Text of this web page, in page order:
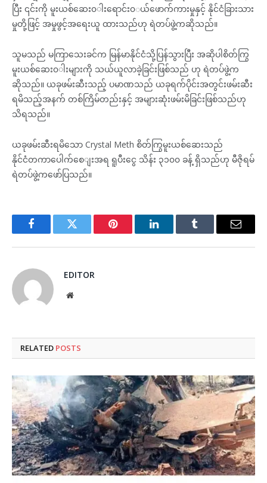
ပြီး ၎င်းကို မူးယစ်ဆေး၀◌ါးရောင်း၀◌ယ်ဖောက်ကားမှုနှင့် နိုင်ငံခြားသား
မှုတို့ဖြင့် အမှုဖွင့်အရေးယူ ထားသည်ဟု ရဲတပ်ဖွဲ့ကဆိုသည်။
သူမသည် မကြာသေးခင်က မြန်မာနိုင်ငံသို့ပြန်သွားပြီး အဆိုပါစိတ်ကြွ
မူးယစ်ဆေး၀◌ါးများကို သယ်ယူလာခဲ့ခြင်းဖြစ်သည် ဟု ရဲတပ်ဖွဲ့က
ဆိုသည်။ ယခုဖမ်းဆီးသည့် ပမာဏသည် ယခုရက်ပိုင်းအတွင်းဖမ်းဆီး
ရမိသည့်အနက် တစ်ကြိမ်တည်းနှင့် အများဆုံးဖမ်းမိခြင်းဖြစ်သည်ဟု
သိရသည်။
ယခုဖမ်းဆီးရမိသော Crystal Meth စိတ်ကြွမူးယစ်ဆေးသည်
နိုင်ငံတကာပေါက်စေ◌ျးအရ ရူပီးငွေ သိန်း ၃၁၀၀ ခန့် ရှိသည်ဟု မီဇိုရမ်
ရဲတပ်ဖွဲ့ကဖော်ပြသည်။
FacebookTwitter Pinterest LinkedInTumblr Email
EDITOR
Website
RELATED POSTS